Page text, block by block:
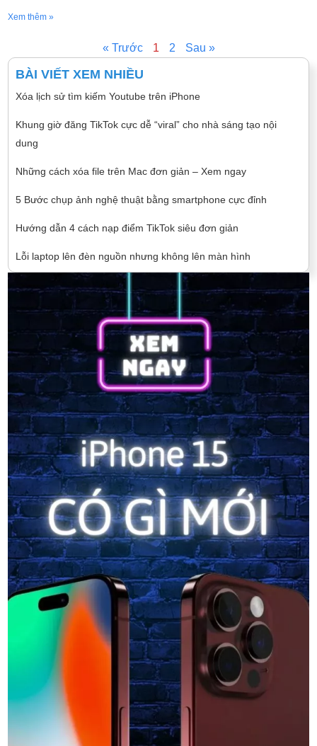
Xem thêm »
« Trước 1 2 Sau »
BÀI VIẾT XEM NHIỀU
Xóa lịch sử tìm kiếm Youtube trên iPhone
Khung giờ đăng TikTok cực dễ “viral” cho nhà sáng tạo nội
dung
Những cách xóa file trên Mac đơn giản – Xem ngay
5 Bước chụp ảnh nghệ thuật bằng smartphone cực đỉnh
Hướng dẫn 4 cách nạp điểm TikTok siêu đơn giản
Lỗi laptop lên đèn nguồn nhưng không lên màn hình